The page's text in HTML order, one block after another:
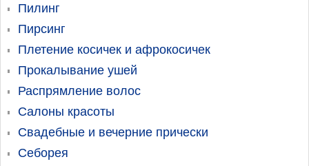
Пилинг
Пирсинг
Плетение косичек и афрокосичек
Прокалывание ушей
Распрямление волос
Салоны красоты
Свадебные и вечерние прически
Себорея